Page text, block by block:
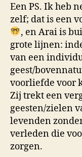
Een PS. Ik heb
zelf; dat is een
, en Arai is
grote lijnen:
van een
geest/
voorliefde voor
Zij trekt een
geesten/zielen
levenden
verleden die
zorgen.